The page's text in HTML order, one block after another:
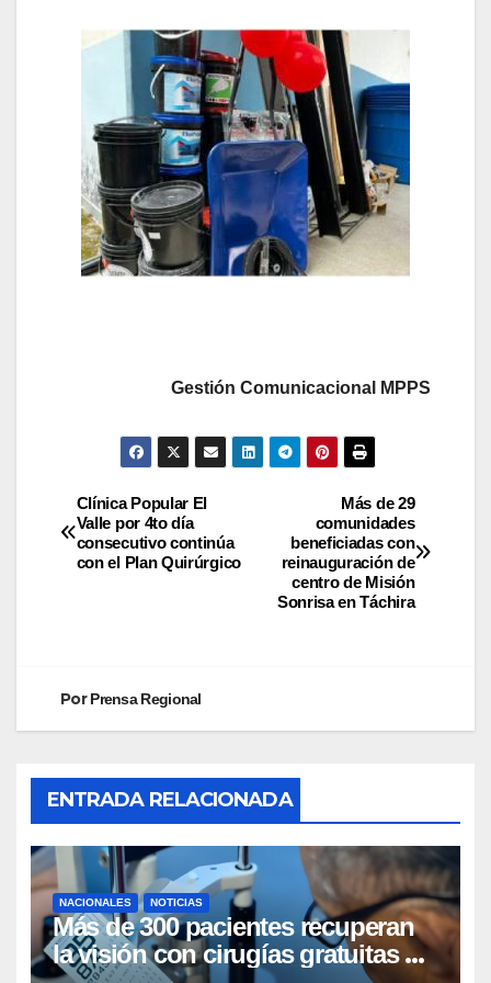
Gestión Comunicacional MPPS
Más de 29
comunidades
beneficiadas con
reinauguración de
centro de Misión
Sonrisa en Táchira
Clínica Popular El
Valle por 4to día
consecutivo continúa
con el Plan Quirúrgico
PorPrensa Regional
ENTRADA RELACIONADA
NACIONALES NOTICIAS
Más de 300 pacientes recuperan
la visión con cirugías gratuitas de